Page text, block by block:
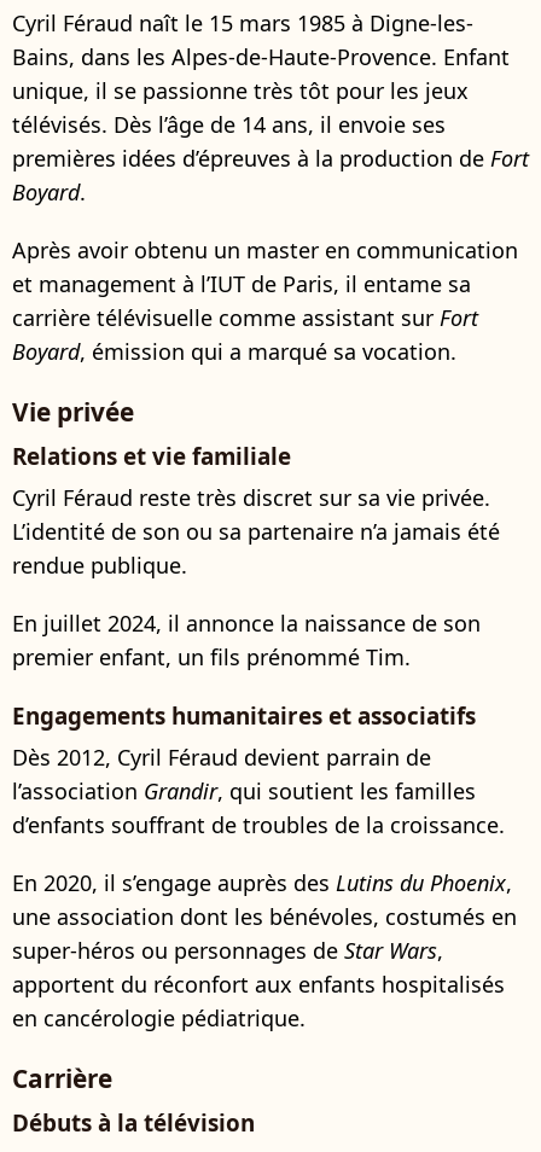
Cyril Féraud naît le 15 mars 1985 à Digne-les-
Bains, dans les Alpes-de-Haute-Provence. Enfant
unique, il se passionne très tôt pour les jeux
télévisés. Dès l’âge de 14 ans, il envoie ses
premières idées d’épreuves à la production de Fort
Boyard.
Après avoir obtenu un master en communication
et management à l’IUT de Paris, il entame sa
carrière télévisuelle comme assistant sur Fort
Boyard, émission qui a marqué sa vocation.
Vie privée
Relations et vie familiale
Cyril Féraud reste très discret sur sa vie privée.
L’identité de son ou sa partenaire n’a jamais été
rendue publique.
En juillet 2024, il annonce la naissance de son
premier enfant, un fils prénommé Tim.
Engagements humanitaires et associatifs
Dès 2012, Cyril Féraud devient parrain de
l’association Grandir, qui soutient les familles
d’enfants souffrant de troubles de la croissance.
En 2020, il s’engage auprès des Lutins du Phoenix,
une association dont les bénévoles, costumés en
super-héros ou personnages de Star Wars,
apportent du réconfort aux enfants hospitalisés
en cancérologie pédiatrique.
Carrière
Débuts à la télévision